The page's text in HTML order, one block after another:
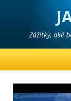
Zážitky, aké